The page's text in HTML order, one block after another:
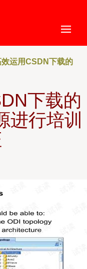
运用CSDN下载的
下载的
进行培训